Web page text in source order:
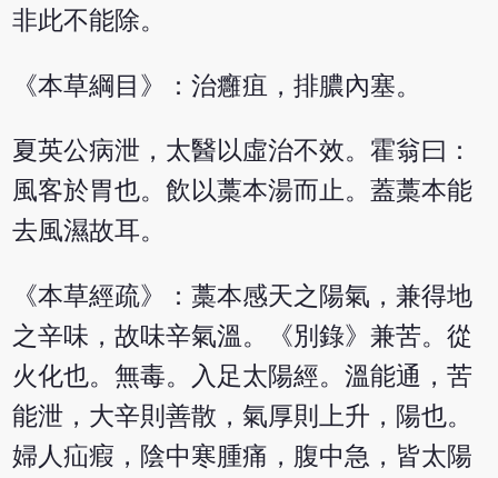
非此不能除。
《本草綱目》：治癰疽，排膿內塞。
夏英公病泄，太醫以虛治不效。霍翁曰：
風客於胃也。飲以藁本湯而止。蓋藁本能
去風濕故耳。
《本草經疏》：藁本感天之陽氣，兼得地
之辛味，故味辛氣溫。《別錄》兼苦。從
火化也。無毒。入足太陽經。溫能通，苦
能泄，大辛則善散，氣厚則上升，陽也。
婦人疝瘕，陰中寒腫痛，腹中急，皆太陽